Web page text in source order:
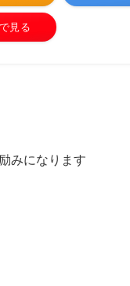
見る
みになります